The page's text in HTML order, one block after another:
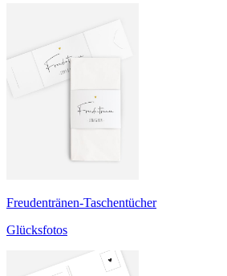
Freudentränen-Taschentücher
Glücksfotos